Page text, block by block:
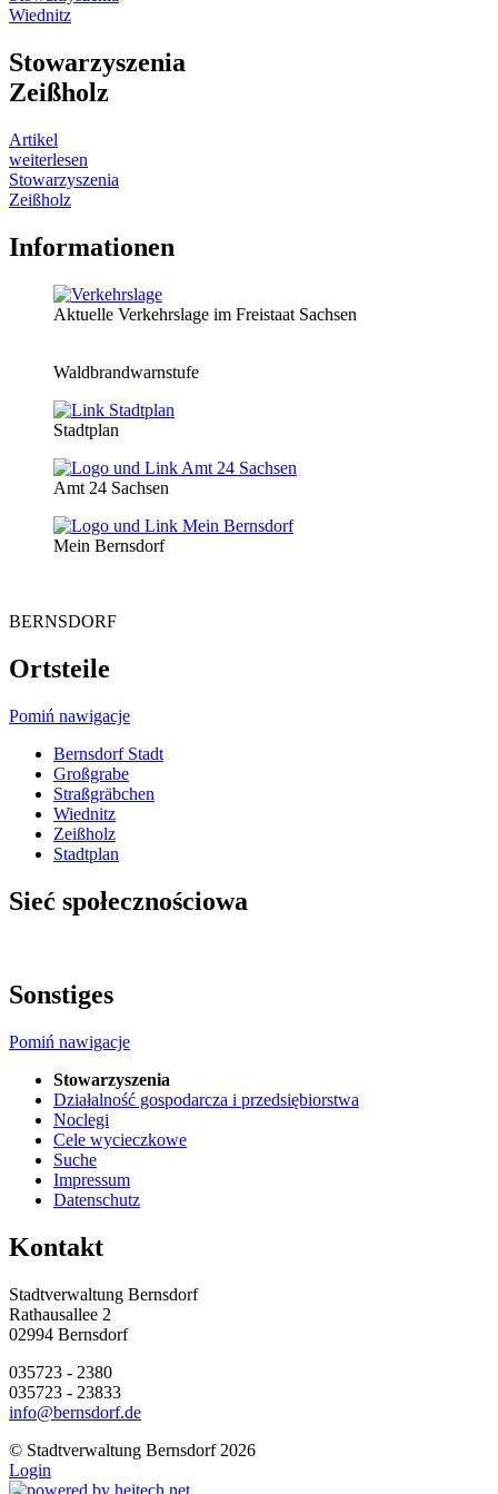
Wiednitz
Stowarzyszenia
Zeißholz
Artikel
weiterlesen
Stowarzyszenia
Zeißholz
Informationen
Aktuelle Verkehrslage im Freistaat Sachsen
Waldbrandwarnstufe
Stadtplan
Amt 24 Sachsen
Mein Bernsdorf
BERNSDORF
Ortsteile
Pomiń nawigacje
Bernsdorf Stadt
Großgrabe
Straßgräbchen
Wiednitz
Zeißholz
Stadtplan
Sieć społecznościowa
Sonstiges
Pomiń nawigacje
Stowarzyszenia
Działalność gospodarcza i przedsiębiorstwa
Noclegi
Cele wycieczkowe
Suche
Impressum
Datenschutz
Kontakt
Stadtverwaltung Bernsdorf
Rathausallee 2
02994 Bernsdorf
035723 - 2380
035723 - 23833
info@bernsdorf.de
© Stadtverwaltung Bernsdorf 2026
Login